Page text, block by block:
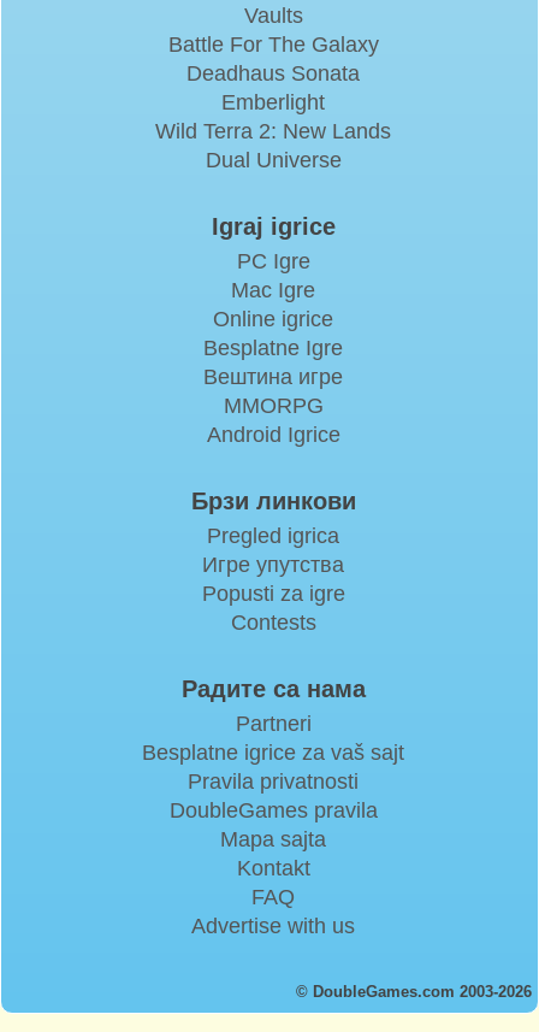
Vaults
Battle For The Galaxy
Deadhaus Sonata
Emberlight
Wild Terra 2: New Lands
Dual Universe
Igraj igrice
PC Igre
Mac Igre
Online igrice
Besplatne Igre
Вештина игре
MMORPG
Android Igrice
Брзи линкови
Pregled igrica
Игре упутства
Popusti za igre
Contests
Радите са нама
Partneri
Besplatne igrice za vaš sajt
Pravila privatnosti
DoubleGames pravila
Mapa sajta
Kontakt
FAQ
Advertise with us
© DoubleGames.com 2003-2026